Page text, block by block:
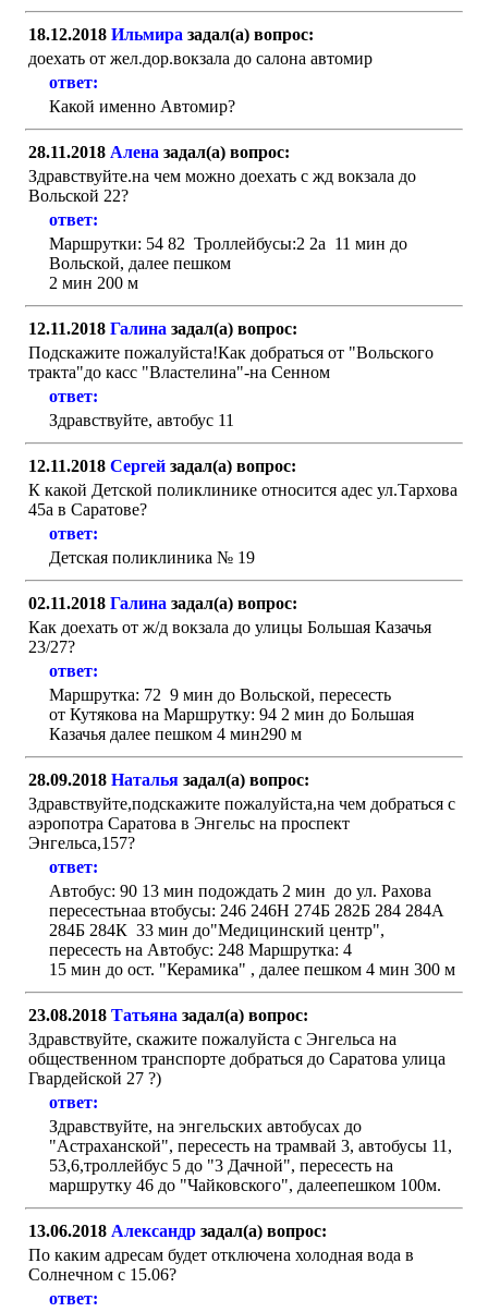
18.12.2018 Ильмира задал(а) вопрос:
доехать от жел.дор.вокзала до салона автомир
ответ:
Какой именно Автомир?
28.11.2018 Алена задал(а) вопрос:
Здравствуйте.на чем можно доехать с жд вокзала до
Вольской 22?
ответ:
Маршрутки: 54 82 Троллейбусы:2 2а 11 мин до
Вольской, далее пешком
2 мин 200 м
12.11.2018 Галина задал(а) вопрос:
Подскажите пожалуйста!Как добраться от "Вольского
тракта"до касс "Властелина"-на Сенном
ответ:
Здравствуйте, автобус 11
12.11.2018 Сергей задал(а) вопрос:
К какой Детской поликлинике относится адес ул.Тархова
45а в Саратове?
ответ:
Детская поликлиника № 19
02.11.2018 Галина задал(а) вопрос:
Как доехать от ж/д вокзала до улицы Большая Казачья
23/27?
ответ:
Маршрутка: 72 9 мин до Вольской, пересесть
от Кутякова на Маршрутку: 94 2 мин до Большая
Казачья далее пешком 4 мин290 м
28.09.2018 Наталья задал(а) вопрос:
Здравствуйте,подскажите пожалуйста,на чем добраться с
аэропотра Саратова в Энгельс на проспект
Энгельса,157?
ответ:
Автобус: 90 13 мин подождать 2 мин до ул. Рахова
пересестьнаа втобусы: 246 246Н 274Б 282Б 284 284А
284Б 284К 33 мин до"Медицинский центр",
пересесть на Автобус: 248 Маршрутка: 4
15 мин до ост. "Керамика" , далее пешком 4 мин 300 м
23.08.2018 Татьяна задал(а) вопрос:
Здравствуйте, скажите пожалуйста с Энгельса на
общественном транспорте добраться до Саратова улица
Гвардейской 27 ?)
ответ:
Здравствуйте, на энгельских автобусах до
"Астраханской", пересесть на трамвай 3, автобусы 11,
53,6,троллейбус 5 до "3 Дачной", пересесть на
маршрутку 46 до "Чайковского", далеепешком 100м.
13.06.2018 Александр задал(а) вопрос:
По каким адресам будет отключена холодная вода в
Солнечном с 15.06?
ответ: